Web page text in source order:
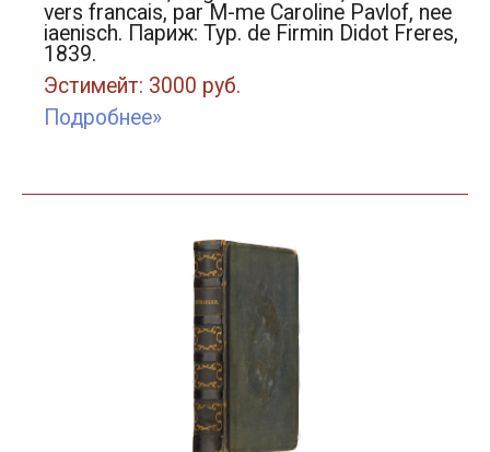
vers francais, par M-me Caroline Pavlof, nee
iaenisch. Париж: Typ. de Firmin Didot Freres,
1839.
Эстимейт: 3000 руб.
Подробнее»